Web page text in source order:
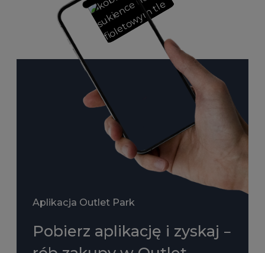
Aplikacja Outlet Park
Pobierz aplikację i zyskaj –